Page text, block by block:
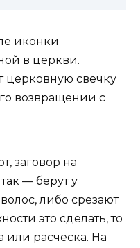
иконки
в церкви.
церковную свечку
возвращении с
заговор на
— берут у
либо срезают
это сделать, то
или расчёска. На